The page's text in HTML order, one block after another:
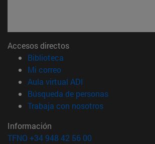
Accesos directos
Biblioteca
Mi correo(abre en nueva ventana)
Aula virtual ADI
Búsqueda de personas(abre en
Trabaja con nosotros(abre en
Información
TFNO +34 948 42 56 00